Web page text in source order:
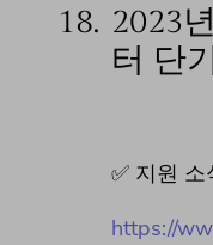
18. 2023
터 단
✅ 지원
https://